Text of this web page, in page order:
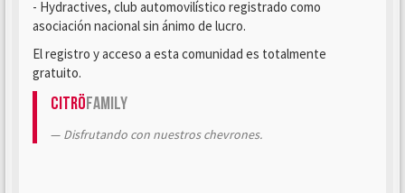
- Hydractives, club automovilístico registrado como
asociación nacional sin ánimo de lucro.
El registro y acceso a esta comunidad es totalmente
gratuito.
CitröFamily
Disfrutando con nuestros chevrones.